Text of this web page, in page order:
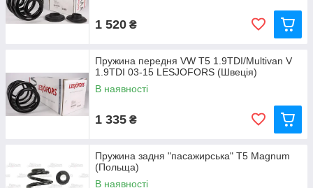
1 520 ₴
Пружина передня VW T5 1.9TDI/Multivan V
1.9TDI 03-15 LESJOFORS (Швеція)
В наявності
1 335 ₴
Пружина задня "пасажирська" Т5 Magnum
(Польща)
В наявності